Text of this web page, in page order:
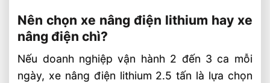
Nên chọn xe nâng điện lithium hay xe
nâng điện chì?
Nếu doanh nghiệp vận hành 2 đến 3 ca mỗi
ngày, xe nâng điện lithium 2.5 tấn là lựa chọn